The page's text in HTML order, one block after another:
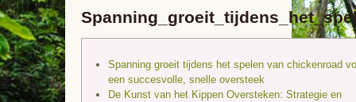
Spanning groeit tijdens het spelen van chickenroad
een succesvolle, snelle oversteek
De Kunst van het Kippen Oversteken: Strategie en